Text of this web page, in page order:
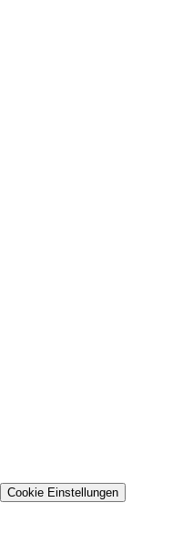
Cookie Einstellungen